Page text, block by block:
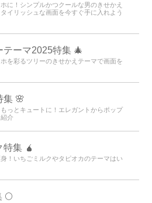
に！シンプルかつクールな男のきせかえ
イリッシュな画面を今すぐ手に入れよう
ーマ2025特集 🎄
を彩るツリーのきせかえテーマで画面を
集 🌸
っとキュートに！エレガントからポップ
介
特集 🧉
！いちごミルクやタピオカのテーマはい
🌕